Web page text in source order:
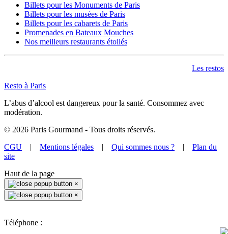
Billets pour les Monuments de Paris
Billets pour les musées de Paris
Billets pour les cabarets de Paris
Promenades en Bateaux Mouches
Nos meilleurs restaurants étoilés
Les restos
Resto à Paris
L’abus d’alcool est dangereux pour la santé. Consommez avec
modération.
© 2026 Paris Gourmand - Tous droits réservés.
CGU | Mentions légales | Qui sommes nous ? | Plan du
site
Haut de la page
×
×
Téléphone :